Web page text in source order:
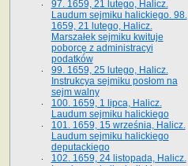
97. 1659, 21 lutego, Halicz.
Laudum sejmiku halickiego. 98.
1659, 21 lutego, Halicz.
Marszałek sejmiku kwituje
poborcę z administracyi
podatków
99. 1659, 25 lutego, Halicz.
Instrukcya sejmiku posłom na
sejm walny
100. 1659, 1 lipca, Halicz.
Laudum sejmiku halickiego
101. 1659, 15 września, Halicz.
Laudum sejmiku halickiego
deputackiego
102. 1659, 24 listopada, Halicz.